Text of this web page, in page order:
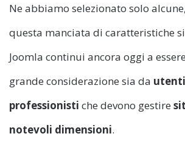
Ne abbiamo selezionato solo
questa manciata di caratteristiche
Joomla continui ancora oggi a
grande considerazione sia da
professionisti che devono gestire
notevoli dimensioni.